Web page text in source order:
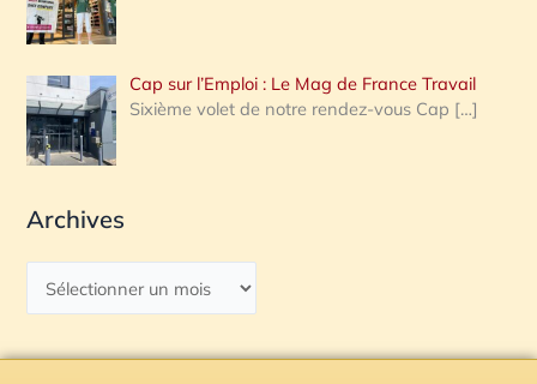
Cap sur l’Emploi : Le Mag de France Travail
Sixième volet de notre rendez-vous Cap […]
Archives